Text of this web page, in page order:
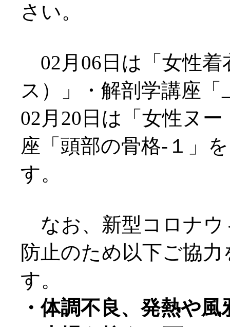
さい。
02月06日は「女性着
ス）」・解剖学講座「
02月20日は「女性ヌ
座「頭部の骨格-１」
す。
なお、新型コロナウ
防止のため以下ご協
す。
・体調不良、発熱や